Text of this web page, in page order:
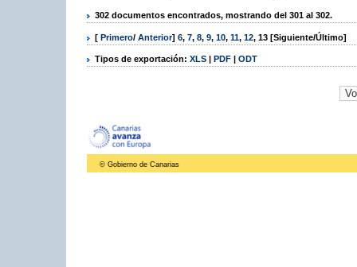
302 documentos encontrados, mostrando del 301 al 302.
[ Primero/ Anterior] 6, 7, 8, 9, 10, 11, 12, 13 [Siguiente/Último]
Tipos de exportación: XLS | PDF | ODT
© Gobierno de Canarias